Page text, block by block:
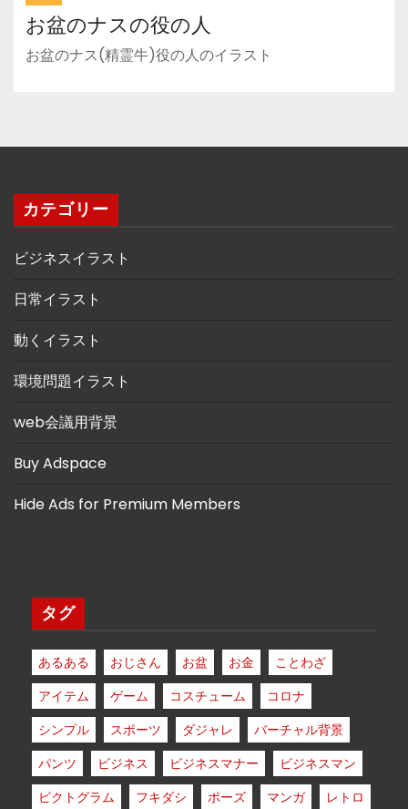
お盆のナスの役の人
お盆のナス(精霊牛)役の人のイラスト
カテゴリー
ビジネスイラスト
日常イラスト
動くイラスト
環境問題イラスト
web会議用背景
Buy Adspace
Hide Ads for Premium Members
タグ
あるある おじさん お盆 お金
ことわざ
アイテム
ゲーム コスチューム
コロナ
シンプル
スポーツ ダジャレ
バーチャル背景
パンツ
ビジネス ビジネスマナー
ビジネスマン
ピクトグラム
フキダシ ポーズ マンガ
レトロ